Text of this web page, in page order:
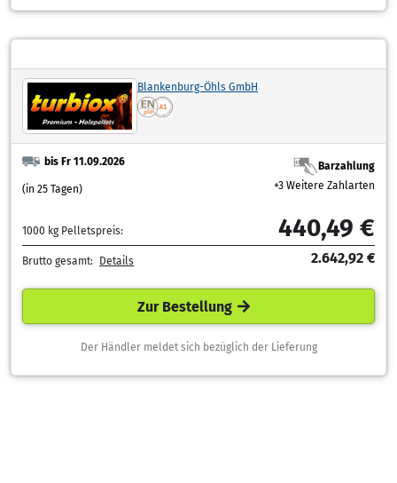
Blankenburg-Öhls GmbH
bis Fr 11.09.2026
(in 25 Tagen)
Barzahlung
+3 Weitere Zahlarten
1000 kg Pelletspreis: 440,49 €
Brutto gesamt: Details 2.642,92 €
Zur Bestellung
Der Händler meldet sich bezüglich der Lieferung